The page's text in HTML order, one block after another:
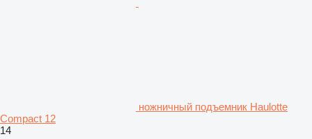
ножничный подъемник Haulotte
Compact 12
14